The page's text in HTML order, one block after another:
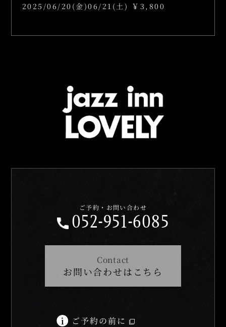
2025/06/20(金)06/21(土) ￥3,800
ご予約・お問い合わせ
052-951-6085
Contact
お問い合わせはこちら
ご予約の前に